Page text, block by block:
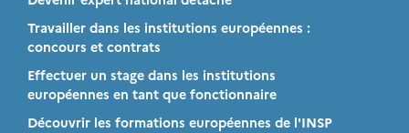
Travailler dans les institutions européennes :
concours et contrats
Effectuer un stage dans les institutions
européennes en tant que fonctionnaire
Découvrir les formations européennes de l'INSP